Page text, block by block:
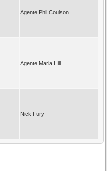
Agente Phil Coulson
Agente Maria Hill
Nick Fury